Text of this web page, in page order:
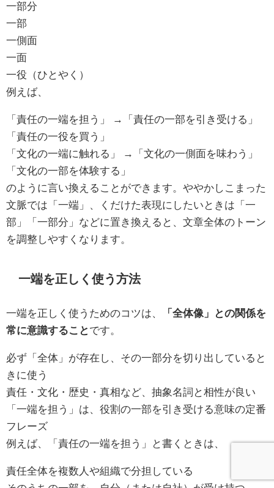
一部分
一部
一側面
一面
一役（ひとやく）
例えば、
「責任の一端を担う」 →「責任の一部を引き受ける」
「責任の一役を買う」
「文化の一端に触れる」 →「文化の一側面を味わう」
「文化の一部を体験する」
のように言い換えることができます。ややかしこまった
文脈では「一端」、くだけた表現にしたいときは「一
部」「一部分」などに置き換えると、文章全体のトーン
を調整しやすくなります。
一端を正しく使う方法
一端を正しく使うためのコツは、
「全体像」との関係を
常に意識すること です。
必ず「全体」が存在し、その一部分を切り出していると
きに使う
責任・文化・歴史・真相など、抽象名詞と相性が良い
「一端を担う」は、役割の一部を引き受ける意味の定番
フレーズ
例えば、「責任の一端を担う」と書くときは、
責任全体を複数人や組織で分担している